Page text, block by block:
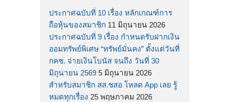
ประกาศฉบับที่ 10 เรื่อง หลักเกณฑ์การ
ถือหุ้นของสมาชิก 11 มิถุนายน 2026
ประกาศฉบับที่ 9 เรื่อง กำหนดรับฝากเงิน
ออมทรัพย์พิเศษ “ทรัพย์มั่นคง” ตั้งแต่วันที่
กคช. จ่ายเงินโบนัส จนถึง วันที่ 30
มิถุนายน 2569 5 มิถุนายน 2026
สำหรับสมาชิก สส.ชสอ โหลด App เลย รู้
หมดทุกเรื่อง 25 พฤษภาคม 2026